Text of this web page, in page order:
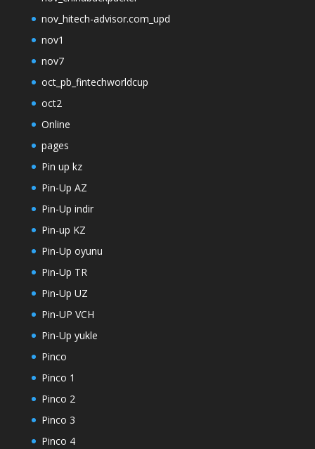
nov_hitech-advisor.com_upd
nov1
nov7
oct_pb_fintechworldcup
oct2
Online
pages
Pin up kz
Pin-Up AZ
Pin-Up indir
Pin-up KZ
Pin-Up oyunu
Pin-Up TR
Pin-Up UZ
Pin-UP VCH
Pin-Up yukle
Pinco
Pinco 1
Pinco 2
Pinco 3
Pinco 4